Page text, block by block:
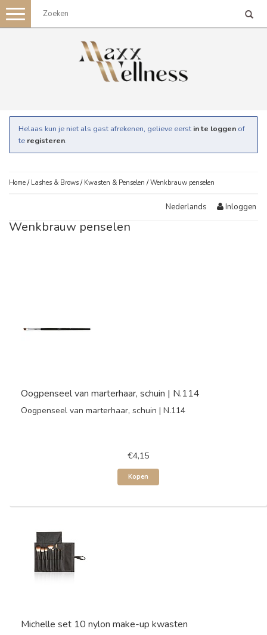
Toggle
navigation
Helaas kun je niet als gast afrekenen, gelieve eerst in te loggen of
te registeren.
Home / Lashes & Brows / Kwasten & Penselen /Wenkbrauw penselen
Nederlands Inloggen
Wenkbrauw penselen
Oogpenseel van marterhaar, schuin | N.114
Oogpenseel van marterhaar, schuin | N.114
€4,15
Kopen
Michelle set 10 nylon make-up kwasten